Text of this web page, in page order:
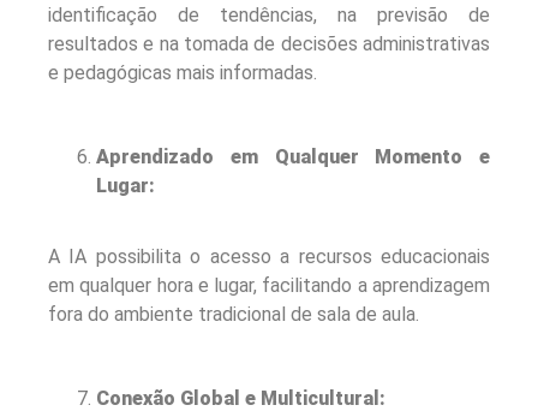
identificação de tendências, na previsão de
resultados e na tomada de decisões administrativas
e pedagógicas mais informadas.
Aprendizado em Qualquer Momento e
Lugar:
A IA possibilita o acesso a recursos educacionais
em qualquer hora e lugar, facilitando a aprendizagem
fora do ambiente tradicional de sala de aula.
Conexão Global e Multicultural: